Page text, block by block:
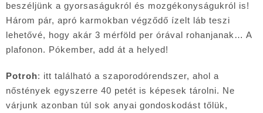
beszéljünk a gyorsaságukról és mozgékonyságukról is!
Három pár, apró karmokban végződő ízelt láb teszi
lehetővé, hogy akár 3 mérföld per órával rohanjanak… A
plafonon. Pókember, add át a helyed!
Potroh: itt található a szaporodórendszer, ahol a
nőstények egyszerre 40 petét is képesek tárolni. Ne
várjunk azonban túl sok anyai gondoskodást tőlük,